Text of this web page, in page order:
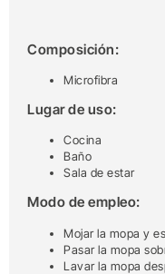
Composición:
Microfibra
Lugar de uso:
Cocina
Baño
Sala de estar
Modo de empleo:
Mojar la mopa y
Pasar la mopa
Lavar la mopa